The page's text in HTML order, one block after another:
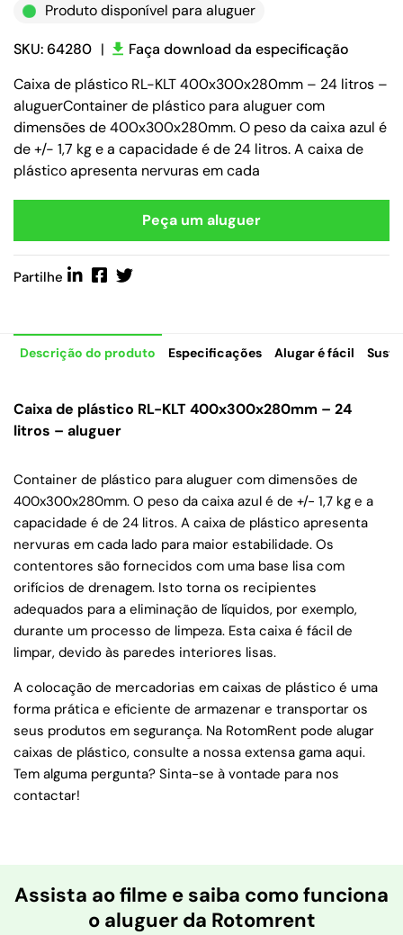
Produto disponível para aluguer
SKU: 64280 |
Faça download da especificação
Caixa de plástico RL-KLT 400x300x280mm – 24 litros –
aluguerContainer de plástico para aluguer com
dimensões de 400x300x280mm. O peso da caixa azul é
de +/- 1,7 kg e a capacidade é de 24 litros. A caixa de
plástico apresenta nervuras em cada
Peça um aluguer
Partilhe
Descrição do produto Especificações Alugar é fácil
Caixa de plástico RL-KLT 400x300x280mm – 24
litros – aluguer
Container de plástico para aluguer com dimensões de
400x300x280mm. O peso da caixa azul é de +/- 1,7 kg e a
capacidade é de 24 litros. A caixa de plástico apresenta
nervuras em cada lado para maior estabilidade. Os
contentores são fornecidos com uma base lisa com
orifícios de drenagem. Isto torna os recipientes
adequados para a eliminação de líquidos, por exemplo,
durante um processo de limpeza. Esta caixa é fácil de
limpar, devido às paredes interiores lisas.
A colocação de mercadorias em caixas de plástico é uma
forma prática e eficiente de armazenar e transportar os
seus produtos em segurança. Na RotomRent pode alugar
caixas de plástico, consulte a nossa extensa gama aqui.
Tem alguma pergunta? Sinta-se à vontade para nos
contactar!
Assista ao filme e saiba como funciona
o aluguer da Rotomrent